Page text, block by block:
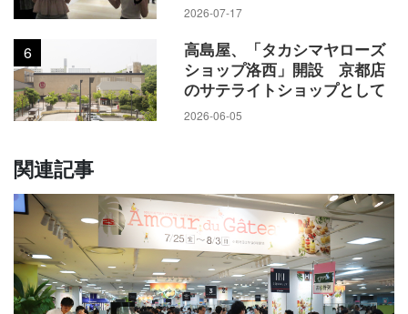
2026-07-17
6
高島屋、「タカシマヤローズ
ショップ洛西」開設 京都店
のサテライトショップとして
2026-06-05
関連記事